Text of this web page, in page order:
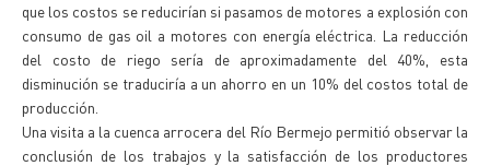
que los costos se reducirían si pasamos de motores a explosión con
consumo de gas oil a motores con energía eléctrica. La reducción
del costo de riego sería de aproximadamente del 40%, esta
disminución se traduciría a un ahorro en un 10% del costos total de
producción.
Una visita a la cuenca arrocera del Río Bermejo permitió observar la
conclusión de los trabajos y la satisfacción de los productores